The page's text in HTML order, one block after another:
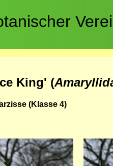
King' (
(Klasse 4)
Bild